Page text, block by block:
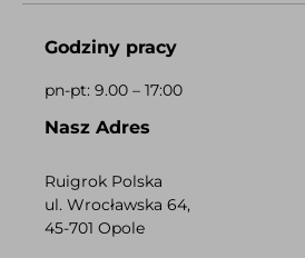
Godziny pracy
pn-pt: 9.00 – 17:00
Nasz Adres
Ruigrok Polska
ul. Wrocławska 64,
45-701 Opole